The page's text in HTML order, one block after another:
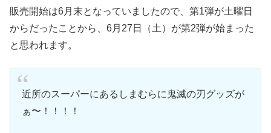
販売開始は6月末となっていましたので、第1弾が土曜日
からだったことから、6月27日（土）が第2弾が始まった
と思われます。
近所のスーパーにあるしまむらに鬼滅の刃グッズが
ぁ〜！！！！